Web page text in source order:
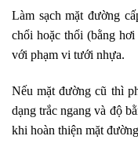
Làm sạch mặt đường
chổi hoặc thổi (bằng
với phạm vi tưới nhựa.
Nếu mặt đường cũ thì
dạng trắc ngang và độ
khi hoàn thiện mặt